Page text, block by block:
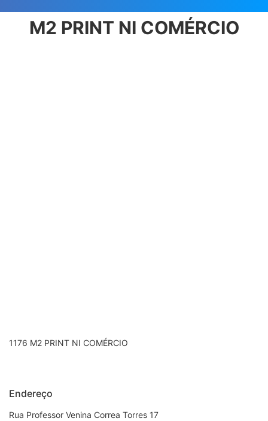
M2 PRINT NI COMÉRCIO
1176 M2 PRINT NI COMÉRCIO
Endereço
Rua Professor Venina Correa Torres 17